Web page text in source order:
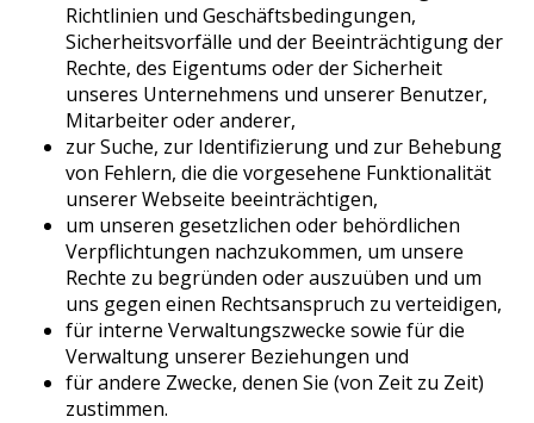
Richtlinien und Geschäftsbedingungen,
Sicherheitsvorfälle und der Beeinträchtigung der
Rechte, des Eigentums oder der Sicherheit
unseres Unternehmens und unserer Benutzer,
Mitarbeiter oder anderer,
zur Suche, zur Identifizierung und zur Behebung
von Fehlern, die die vorgesehene Funktionalität
unserer Webseite beeinträchtigen,
um unseren gesetzlichen oder behördlichen
Verpflichtungen nachzukommen, um unsere
Rechte zu begründen oder auszuüben und um
uns gegen einen Rechtsanspruch zu verteidigen,
für interne Verwaltungszwecke sowie für die
Verwaltung unserer Beziehungen und
für andere Zwecke, denen Sie (von Zeit zu Zeit)
zustimmen.